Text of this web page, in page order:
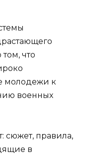
что
молодежи к
военных
сюжет, правила,
в